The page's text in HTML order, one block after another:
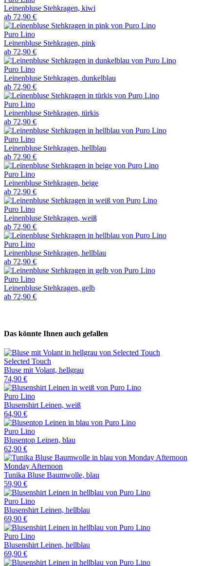
Leinenbluse Stehkragen, kiwi
ab 72,90 €
Puro Lino
Leinenbluse Stehkragen, pink
ab 72,90 €
Puro Lino
Leinenbluse Stehkragen, dunkelblau
ab 72,90 €
Puro Lino
Leinenbluse Stehkragen, türkis
ab 72,90 €
Puro Lino
Leinenbluse Stehkragen, hellblau
ab 72,90 €
Puro Lino
Leinenbluse Stehkragen, beige
ab 72,90 €
Puro Lino
Leinenbluse Stehkragen, weiß
ab 72,90 €
Puro Lino
Leinenbluse Stehkragen, hellblau
ab 72,90 €
Puro Lino
Leinenbluse Stehkragen, gelb
ab 72,90 €
Das könnte Ihnen auch gefallen
Selected Touch
Bluse mit Volant, hellgrau
74,90 €
Puro Lino
Blusenshirt Leinen, weiß
64,90 €
Puro Lino
Blusentop Leinen, blau
62,90 €
Monday Afternoon
Tunika Bluse Baumwolle, blau
59,90 €
Puro Lino
Blusenshirt Leinen, hellblau
69,90 €
Puro Lino
Blusenshirt Leinen, hellblau
69,90 €